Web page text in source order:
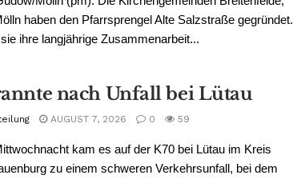
haben den Pfarrsprengel Alte Salzstraße gegründet.
ihre langjährige Zusammenarbeit...
nach Unfall bei Lütau
AUGUST 7, 2026 0 59
kam es auf der K70 bei Lütau im Kreis
zu einem schweren Verkehrsunfall, bei dem